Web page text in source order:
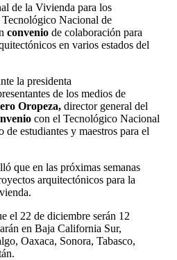
de la Vivienda para los
Nacional de
convenio de colaboración para
en varios estados del
la presidenta
de los medios de
Oropeza, director general del
con el Tecnológico Nacional
estudiantes y maestros para el
que en las próximas semanas
arquitectónicos para la
el 22 de diciembre serán 12
en Baja California Sur,
Oaxaca, Sonora, Tabasco,